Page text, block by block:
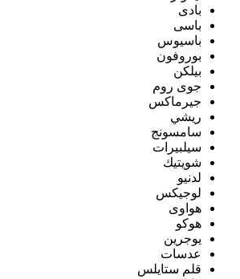
بادى
باسى
باسيوس
بوروفون
بيلكن
جوى روم
جيرماكس
ريشي
سامسونج
سيلبيرات
شويتيك
لدنيو
لوجيكس
هواوى
هوكو
يوجرين
عدسات
قلم ستايلس